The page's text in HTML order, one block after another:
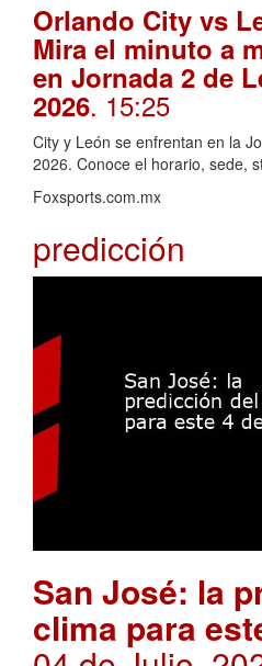
Orlando City vs
Mira el minuto a
en Jornada 2 de
2026. 15:25
City y León se enfrentan en la
2026. Conoce el horario, sede,
Foxsports.com.mx
predicción
San José: la
clima para